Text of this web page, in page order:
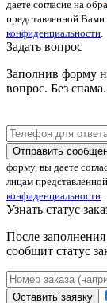
даете согласие на
представленной
конфиденциальности.
Задать вопрос
Заполнив форму
вопрос. Без спама.
Отправить
форму, вы даете
лицам
конфиденциальности.
Узнать статус
После
сообщит статус
Оставить заявку